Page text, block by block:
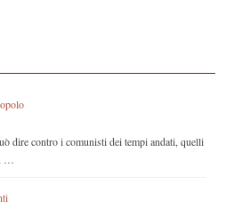
dire contro i comunisti dei tempi andati, quelli